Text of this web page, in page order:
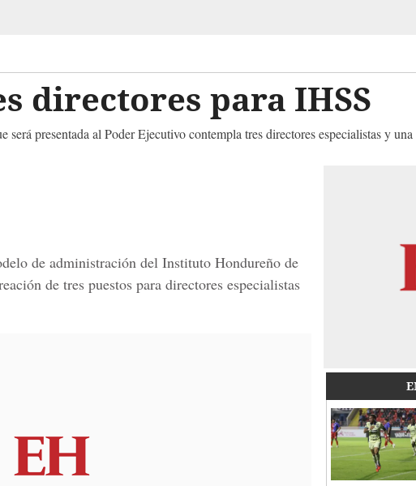
directores para IHSS
presentada al Poder Ejecutivo contempla tres directores especialistas y una
de administración del Instituto Hondureño de
de tres puestos para directores especialistas